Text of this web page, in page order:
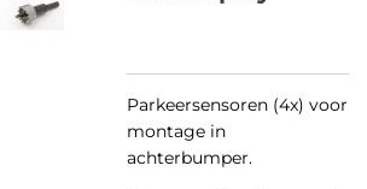
Parkeersensoren (4x) voor
montage in
achterbumper.